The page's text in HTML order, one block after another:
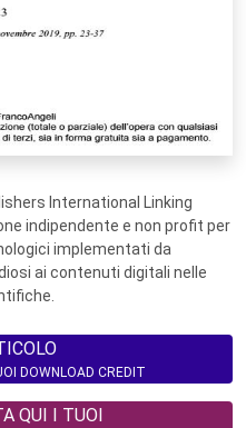
International Linking
indipendente e non profit per
implementati da
ai contenuti digitali nelle
DOWNLOAD CREDIT
QUI I TUOI